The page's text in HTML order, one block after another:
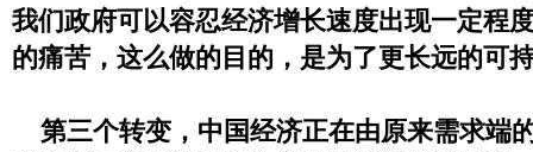
我们政府可以容忍经济增长速度出现一定程
的痛苦，这么做的目的，是为了更长远的可
第三个转变，中国经济正在由原来需求端